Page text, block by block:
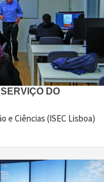
DO
e Ciências (ISEC Lisboa)